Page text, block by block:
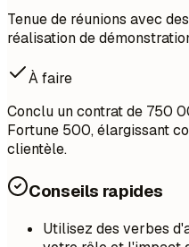
Tenue de réunions avec
réalisation de
À faire
Conclu un contrat de 750
Fortune 500, élargissant
clientèle.
Conseils rapides
Utilisez des verbes